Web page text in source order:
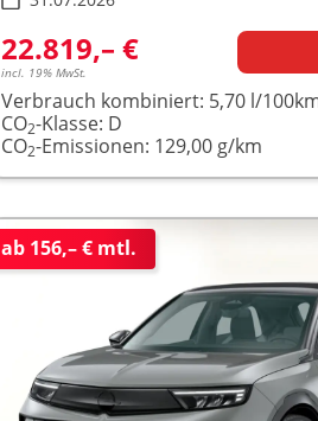
22.819,– €
incl. 19% MwSt.
Verbrauch kombiniert: 5,70 l/
CO2-Klasse: D
CO2-Emissionen: 129,00 g/km
ab 156,– € mtl.